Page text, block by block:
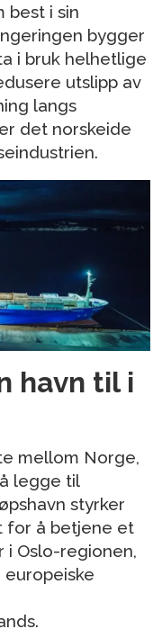
best i sin
bygger
i bruk helhetlige
utslipp av
langs
det norskeide
havn til i
mellom Norge,
legge til
styrker
for å betjene et
i Oslo-regionen,